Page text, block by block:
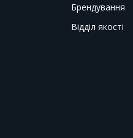
Брендування
Відділ якості